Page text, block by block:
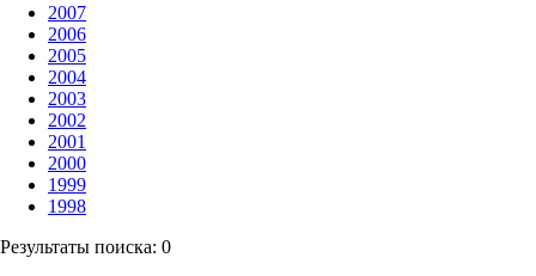
2007
2006
2005
2004
2003
2002
2001
2000
1999
1998
Результаты поиска: 0